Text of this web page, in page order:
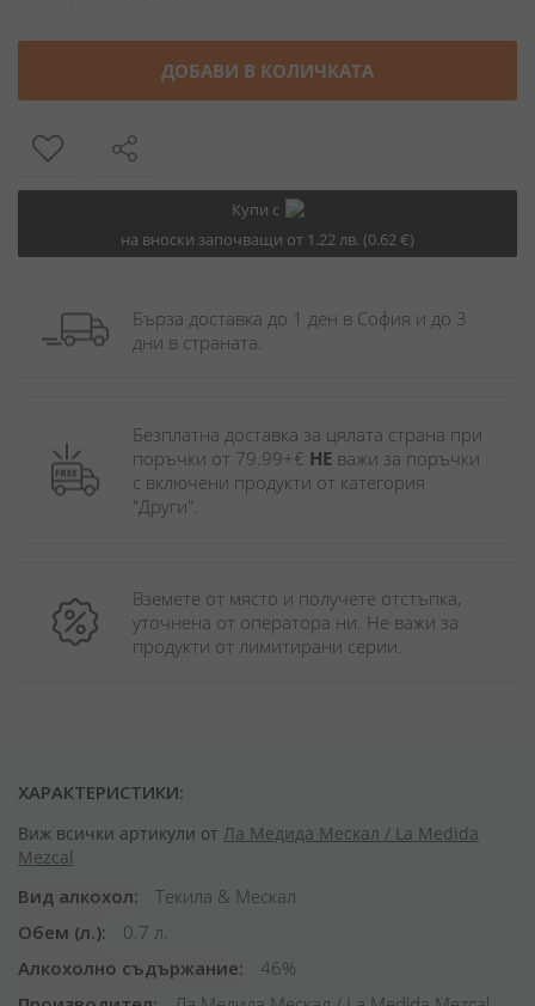
ДОБАВИ В КОЛИЧКАТА
Купи с
на вноски започващи от 1.22 лв. (0.62 €)
Бърза доставка до 1 ден в София и до 3
дни в страната.
Безплатна доставка за цялата страна при
поръчки от 79.99+€ НЕ важи за поръчки
с включени продукти от категория
"Други".
Вземете от място и получете отстъпка,
уточнена от оператора ни. Не важи за
продукти от лимитирани серии.
ХАРАКТЕРИСТИКИ:
Виж всички артикули от Ла Медида Мескал / La Medida
Mezcal
Вид алкохол
Текила & Мескал
Обем (л.)
0.7 л.
Алкохолно съдържание
46%